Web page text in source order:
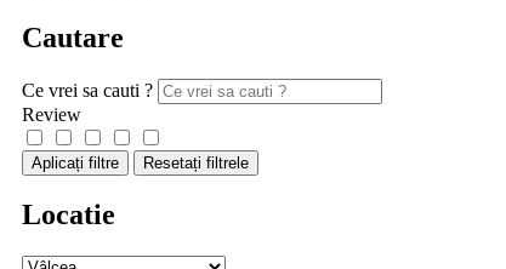
Cautare
Ce vrei sa cauti ?
Review
Aplicați filtre Resetați filtrele
Locatie